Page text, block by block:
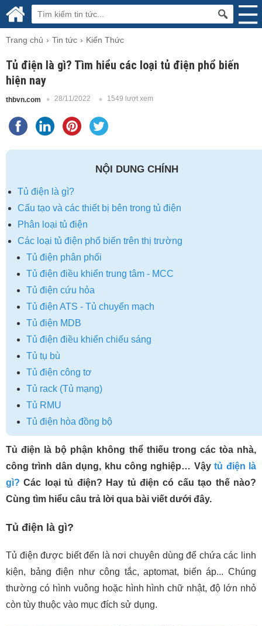
Trang chủ Tin tức Kiến Thức
Tủ điện là gì? Tìm hiểu các loại tủ điện phổ biến
hiện nay
thbvn.com 28/11/2022 1549 lượt xem
NỘI DUNG CHÍNH
Tủ điện là gì?
Cấu tạo và các thiết bị bên trong tủ điện
Phân loại tủ điện
Các loại tủ điện phổ biến trên thị trường
Tủ điện phân phối
Tủ điện điều khiển trung tâm - MCC
Tủ điện cứu hỏa
Tủ điện ATS - Tủ chuyển mạch
Tủ điện MDB
Tủ điện điều khiển chiếu sáng
Tủ tụ bù
Tủ điện công tơ
Tủ rack (Tủ mạng)
Tủ RMU
Tủ điện hòa đồng bộ
Tủ điện là bộ phận không thể thiếu trong các tòa nhà,
công trình dân dụng, khu công nghiệp… Vậytủ điện là
gì? Các loại tủ điện? Hay tủ điện có cấu tạo thế nào?
Cùng tìm hiểu câu trả lời qua bài viết dưới đây.
Tủ điện là gì?
Tủ điện được biết đến là nơi chuyên dùng để chứa các linh
kiện, bảng điện như công tắc, aptomat, biến áp... Chúng
thường có hình vuông hoặc hình hình chữ nhật, độ lớn nhỏ
còn tùy thuộc vào mục đích sử dụng.